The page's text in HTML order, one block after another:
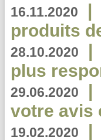
16.11.2020 |
produits
28.10.2020 |
plus
29.06.2020 |
votre avis
19.02.2020 |